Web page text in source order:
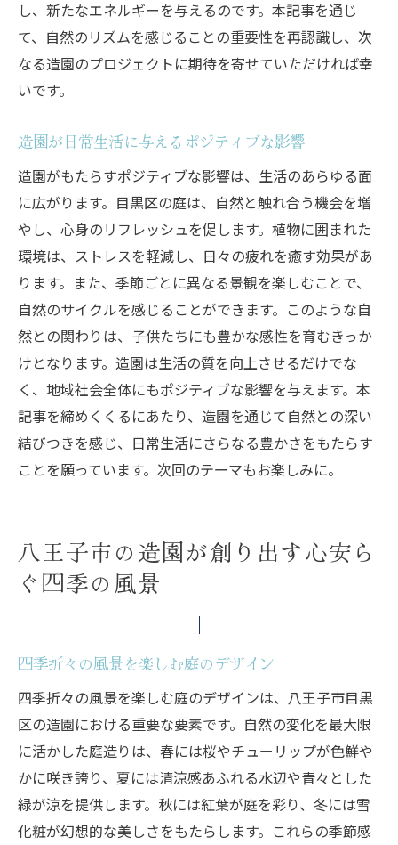
し、新たなエネルギーを与えるのです。本記事を通じ
て、自然のリズムを感じることの重要性を再認識し、次
なる造園のプロジェクトに期待を寄せていただければ幸
いです。
造園が日常生活に与えるポジティブな影響
造園がもたらすポジティブな影響は、生活のあらゆる面
に広がります。目黒区の庭は、自然と触れ合う機会を増
やし、心身のリフレッシュを促します。植物に囲まれた
環境は、ストレスを軽減し、日々の疲れを癒す効果があ
ります。また、季節ごとに異なる景観を楽しむことで、
自然のサイクルを感じることができます。このような自
然との関わりは、子供たちにも豊かな感性を育むきっか
けとなります。造園は生活の質を向上させるだけでな
く、地域社会全体にもポジティブな影響を与えます。本
記事を締めくくるにあたり、造園を通じて自然との深い
結びつきを感じ、日常生活にさらなる豊かさをもたらす
ことを願っています。次回のテーマもお楽しみに。
八王子市の造園が創り出す心安ら
ぐ四季の風景
四季折々の風景を楽しむ庭のデザイン
四季折々の風景を楽しむ庭のデザインは、八王子市目黒
区の造園における重要な要素です。自然の変化を最大限
に活かした庭造りは、春には桜やチューリップが色鮮や
かに咲き誇り、夏には清涼感あふれる水辺や青々とした
緑が涼を提供します。秋には紅葉が庭を彩り、冬には雪
化粧が幻想的な美しさをもたらします。これらの季節感